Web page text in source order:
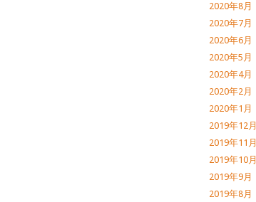
2020年8月
2020年7月
2020年6月
2020年5月
2020年4月
2020年2月
2020年1月
2019年12月
2019年11月
2019年10月
2019年9月
2019年8月